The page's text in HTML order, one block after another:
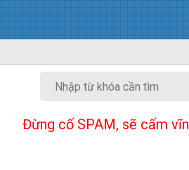
Đừng cố SPAM, sẽ cấm